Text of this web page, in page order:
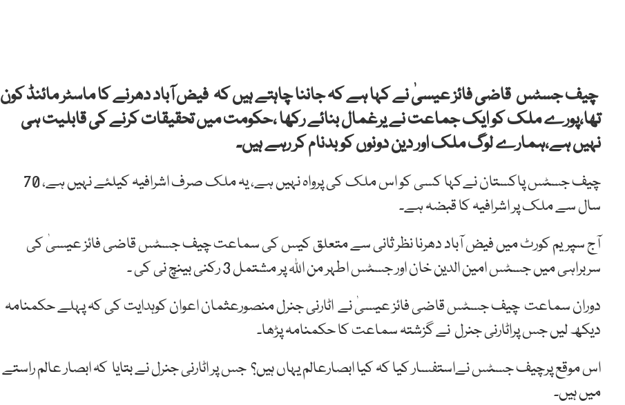
چیف جسٹس قاضی فائز عیسیٰ نے کہا ہے کہ جاننا چاہتے ہیں کہ فیض آباد دھرنے کا ماسٹر مائنڈ کون
تھا،پورے ملک کو ایک جماعت نے یرغمال بنائے رکھا ،حکومت میں تحقیقات کرنے کی قابلیت ہی
نہیں ہے،ہمارے لوگ ملک اور دین دونوں کو بدنام کر رہے ہیں۔
چیف جسٹس پاکستان نےکہا کسی کو اس ملک کی پرواہ نہیں ہے، یہ ملک صرف اشرافیہ کیلئے نہیں ہے، 70
سال سے ملک پر اشرافیہ کا قبضہ ہے۔
آج سپریم کورٹ میں فیض آباد دھرنا نظر ثانی سے متعلق کیس کی سماعت چیف جسٹس قاضی فائز عیسیٰ کی
سربراہی میں جسٹس امین الدین خان اور جسٹس اطہر من اللہ پر مشتمل 3 رکنی بینچ نی کی ۔
دوران سماعت چیف جسٹس قاضی فائز عیسیٰ نے اٹارنی جنرل منصورعثمان اعوان کوہدایت کی کہ پہلے حکمنامہ
دیکھ لیں جس پراٹارنی جنرل نے گزشتہ سماعت کا حکمنامہ پڑھا۔
اس موقع پرچیف جسٹس نےاستفسار کیا کہ کیا ابصارعالم یہاں ہیں؟ جس پر اٹارنی جنرل نے بتایا کہ ابصار عالم راستے
میں ہیں۔